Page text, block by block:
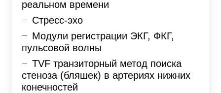
реальном времени
Стресс-эхо
Модули регистрации ЭКГ, ФКГ,
пульсовой волны
TVF транзиторный метод поиска
стеноза (бляшек) в артериях нижних
конечностей